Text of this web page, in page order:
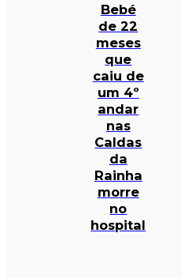
Bebé
de 22
meses
que
caiu de
um 4º
andar
nas
Caldas
da
Rainha
morre
no
hospital